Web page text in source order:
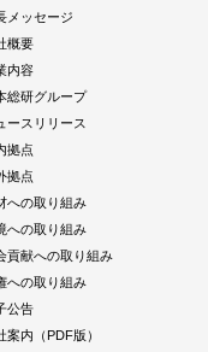
メッセージ
概要
内容
総研グループ
ースリリース
拠点
拠点
への取り組み
への取り組み
貢献への取り組み
への取り組み
公告
案内（PDF版）